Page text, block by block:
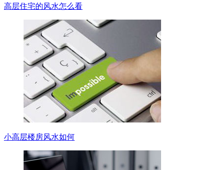
高层住宅的风水怎么看
小高层楼房风水如何